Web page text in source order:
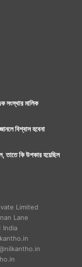
সংস্থার মালিক
বিশ্বাস হবেনা
তাতে কি উপকার হয়েছিল
Limited
Lane
India